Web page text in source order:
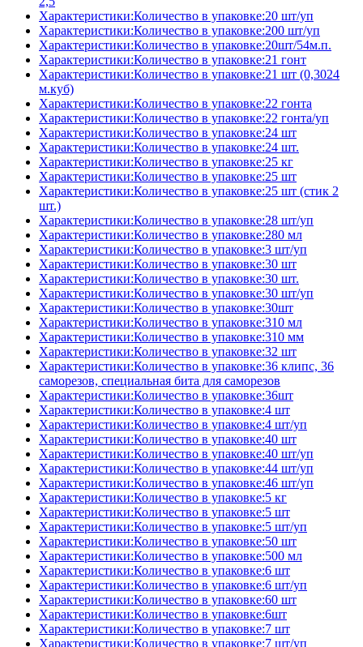
Характеристики:Количество в упаковке:20 шт/уп
Характеристики:Количество в упаковке:200 шт/уп
Характеристики:Количество в упаковке:20шт/54м.п.
Характеристики:Количество в упаковке:21 гонт
Характеристики:Количество в упаковке:21 шт (0,3024
м.куб)
Характеристики:Количество в упаковке:22 гонта
Характеристики:Количество в упаковке:22 гонта/уп
Характеристики:Количество в упаковке:24 шт
Характеристики:Количество в упаковке:24 шт.
Характеристики:Количество в упаковке:25 кг
Характеристики:Количество в упаковке:25 шт
Характеристики:Количество в упаковке:25 шт (стик 2
шт.)
Характеристики:Количество в упаковке:28 шт/уп
Характеристики:Количество в упаковке:280 мл
Характеристики:Количество в упаковке:3 шт/уп
Характеристики:Количество в упаковке:30 шт
Характеристики:Количество в упаковке:30 шт.
Характеристики:Количество в упаковке:30 шт/уп
Характеристики:Количество в упаковке:30шт
Характеристики:Количество в упаковке:310 мл
Характеристики:Количество в упаковке:310 мм
Характеристики:Количество в упаковке:32 шт
Характеристики:Количество в упаковке:36 клипс, 36
саморезов, специальная бита для саморезов
Характеристики:Количество в упаковке:36шт
Характеристики:Количество в упаковке:4 шт
Характеристики:Количество в упаковке:4 шт/уп
Характеристики:Количество в упаковке:40 шт
Характеристики:Количество в упаковке:40 шт/уп
Характеристики:Количество в упаковке:44 шт/уп
Характеристики:Количество в упаковке:46 шт/уп
Характеристики:Количество в упаковке:5 кг
Характеристики:Количество в упаковке:5 шт
Характеристики:Количество в упаковке:5 шт/уп
Характеристики:Количество в упаковке:50 шт
Характеристики:Количество в упаковке:500 мл
Характеристики:Количество в упаковке:6 шт
Характеристики:Количество в упаковке:6 шт/уп
Характеристики:Количество в упаковке:60 шт
Характеристики:Количество в упаковке:6шт
Характеристики:Количество в упаковке:7 шт
Характеристики:Количество в упаковке:7 шт/уп